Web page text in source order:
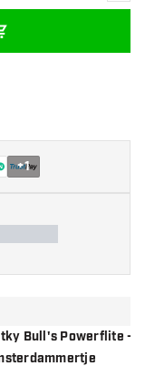
+1
přání
Bull's Powerflite -